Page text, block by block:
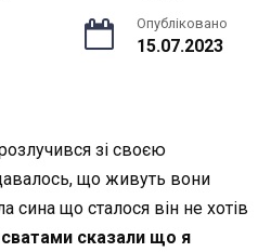
Опубліковано
15.07.2023
зі своєю
що живуть вони
сина що сталося він не хотів
сватами сказали що я